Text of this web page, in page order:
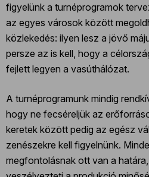
figyelünk a turnéprogramok
az egyes városok között
közlekedés: ilyen lesz a jövő
persze az is kell, hogy a
fejlett legyen a vasúthálózat.
A turnéprogramunk mindig
hogy ne fecséreljük az
keretek között pedig az egész
zenészekre kell figyelnünk.
megfontolásnak ott van a